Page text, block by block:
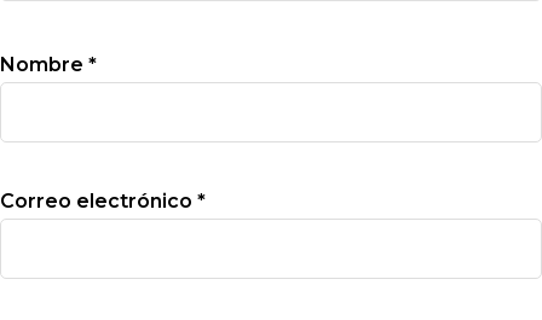
Nombre *
Correo electrónico *